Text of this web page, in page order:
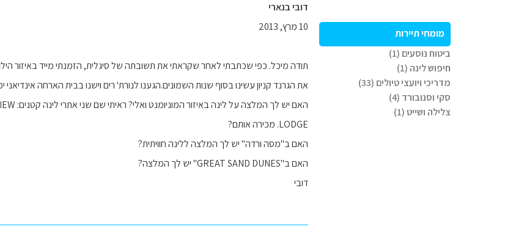
מומחי תיירות
ביטוח נוסעים (1)
חיפוש לינה (1)
מדריכי ויועצי טיולים (33)
סקי וסנובורד (4)
צלילה ושייט (1)
דובי בנארי
10 מרץ, 2013
תודה מיכל. כפי שכתבתי לאחר שקראתי את תשובתה של סיגלית, הזמנתי מייד באיזור
את הגרנד קניון עשינו בסוף שנות השמונים.הגענו לנורת' רים וישנו בבית הארחה
LODGE. מכירה אותם?
האם ב"מסה ורדה" יש לך המלצה ללינה חוויתית?
האם ב"GREAT SAND DUNES" יש לך המלצה?
דובי